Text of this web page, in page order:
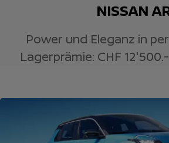
NISSAN
Power und Eleganz in
Lagerprämie: CHF